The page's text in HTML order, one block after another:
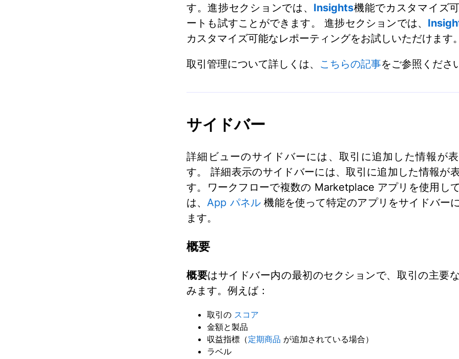
す。進捗セクションでは、 Insights機能でカスタマイズ
ートも試すことができます。 進捗セクションでは、
カスタマイズ可能なレポーティングをお試しいただけます。
取引管理について詳しくは、 こちらの記事をご参照くださ
サイドバー
詳細ビューのサイドバーには、取引に追加した情報が
す。 詳細表示のサイドバーには、取引に追加した情報が
す。ワークフローで複数の Marketplace アプリを使用し
は、App パネル 機能を使って特定のアプリをサイドバー
ます。
概要
概要はサイドバー内の最初のセクションで、取引の主要
みます。例えば：
取引の スコア
金額と製品
収益指標（定期商品 が追加されている場合）
ラベル